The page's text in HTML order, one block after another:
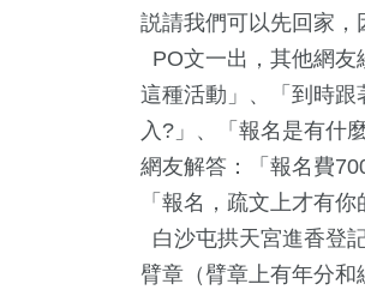
説請我們可以先回家，
PO文一出，其他網
這種活動」、「到時
入?」、「報名是有什
網友解答：「報名費
「報名，疏文上才有
白沙屯拱天宮進香登
臂章（臂章上有年分